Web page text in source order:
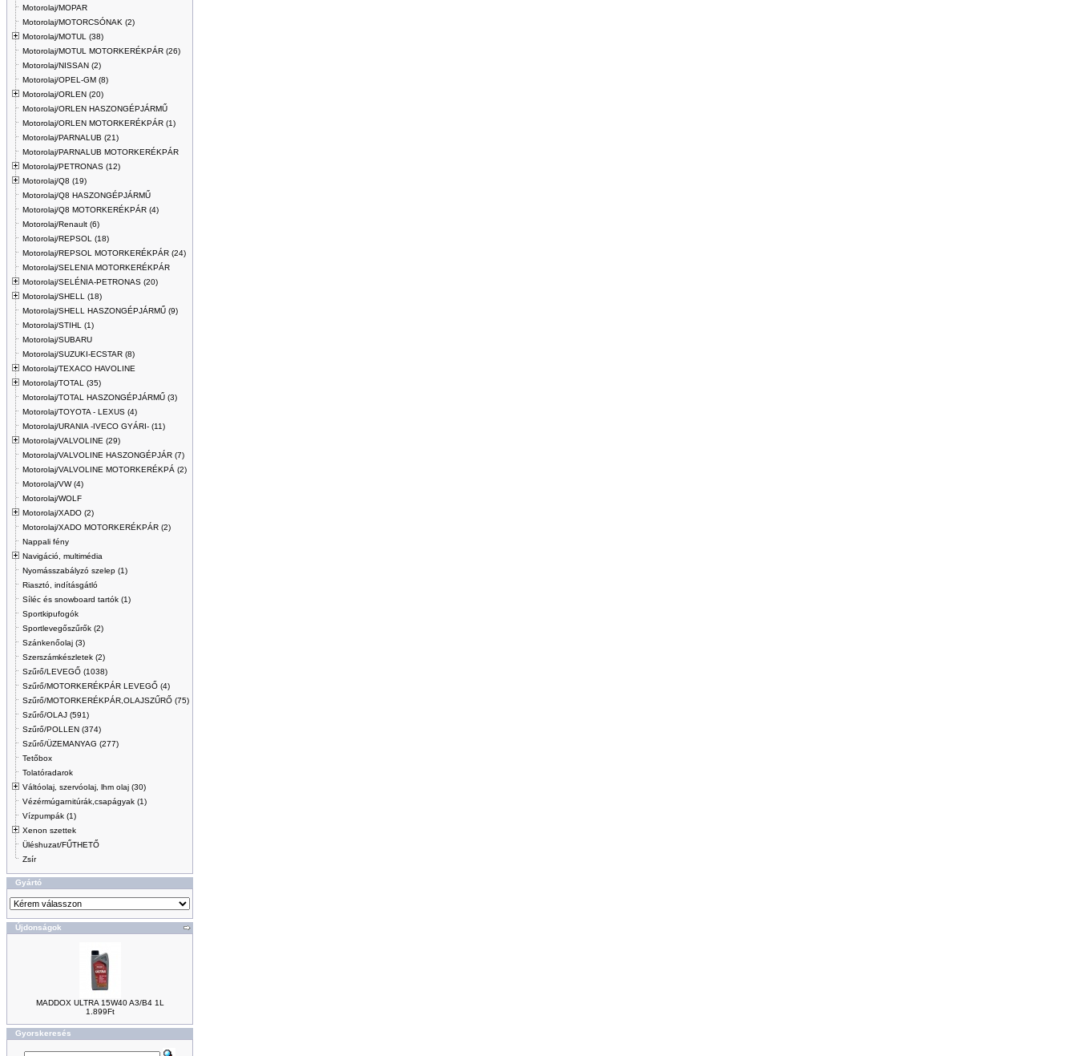
Motorolaj/MOPAR
Motorolaj/MOTORCSÓNAK (2)
Motorolaj/MOTUL (38)
Motorolaj/MOTUL MOTORKERÉKPÁR (26)
Motorolaj/NISSAN (2)
Motorolaj/OPEL-GM (8)
Motorolaj/ORLEN (20)
Motorolaj/ORLEN HASZONGÉPJÁRMŰ
Motorolaj/ORLEN MOTORKERÉKPÁR (1)
Motorolaj/PARNALUB (21)
Motorolaj/PARNALUB MOTORKERÉKPÁR
Motorolaj/PETRONAS (12)
Motorolaj/Q8 (19)
Motorolaj/Q8 HASZONGÉPJÁRMŰ
Motorolaj/Q8 MOTORKERÉKPÁR (4)
Motorolaj/Renault (6)
Motorolaj/REPSOL (18)
Motorolaj/REPSOL MOTORKERÉKPÁR (24)
Motorolaj/SELENIA MOTORKERÉKPÁR
Motorolaj/SELÉNIA-PETRONAS (20)
Motorolaj/SHELL (18)
Motorolaj/SHELL HASZONGÉPJÁRMŰ (9)
Motorolaj/STIHL (1)
Motorolaj/SUBARU
Motorolaj/SUZUKI-ECSTAR (8)
Motorolaj/TEXACO HAVOLINE
Motorolaj/TOTAL (35)
Motorolaj/TOTAL HASZONGÉPJÁRMŰ (3)
Motorolaj/TOYOTA - LEXUS (4)
Motorolaj/URANIA -IVECO GYÁRI- (11)
Motorolaj/VALVOLINE (29)
Motorolaj/VALVOLINE HASZONGÉPJÁR (7)
Motorolaj/VALVOLINE MOTORKERÉKPÁ (2)
Motorolaj/VW (4)
Motorolaj/WOLF
Motorolaj/XADO (2)
Motorolaj/XADO MOTORKERÉKPÁR (2)
Nappali fény
Navigáció, multimédia
Nyomásszabályzó szelep (1)
Riasztó, indításgátló
Síléc és snowboard tartók (1)
Sportkipufogók
Sportlevegőszűrők (2)
Szánkenőolaj (3)
Szerszámkészletek (2)
Szűrő/LEVEGŐ (1038)
Szűrő/MOTORKERÉKPÁR LEVEGŐ (4)
Szűrő/MOTORKERÉKPÁR,OLAJSZŰRŐ (75)
Szűrő/OLAJ (591)
Szűrő/POLLEN (374)
Szűrő/ÜZEMANYAG (277)
Tetőbox
Tolatóradarok
Váltóolaj, szervóolaj, lhm olaj (30)
Vézérmúgarnitúrák,csapágyak (1)
Vízpumpák (1)
Xenon szettek
Üléshuzat/FŰTHETŐ
Zsír
Gyártó
Újdonságok
MADDOX ULTRA 15W40 A3/B4 1L
1.899Ft
Gyorskeresés